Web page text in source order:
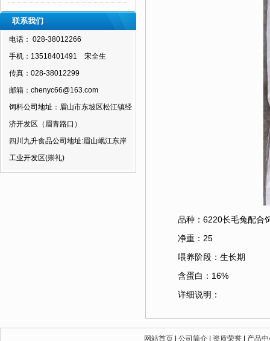
联系我们
电话： 028-38012266
手机：13518401491 宋全生
传真：028-38012299
邮箱：chenyc66@163.com
饲料公司地址：眉山市东坡区松江镇经
济开发区（眉青路口）
四川九升食品公司地址:眉山岷江东岸
工业开发区(崇礼)
品种：6220长毛兔配合
净重：25
喂养阶段：生长期
含蛋白：16%
详细说明：
网站首页 公司简介 资质荣誉
产品